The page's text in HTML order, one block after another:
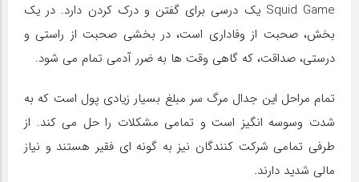
Squid Game یک درسی برای گفتن و درک کردن دارد. در یک
بخش، صحبت از وفاداری است، در بخشی صحبت از راستی و
درستی، صداقت، که گاهی وقت ها به ضرر آدمی تمام می شود.
تمام مراحل این جدال مرگ سر مبلغ بسیار زیادی پول است که به
شدت وسوسه انگیز است و تمامی مشکلات را حل می کند. از
طرفی تمامی شرکت کنندگان نیز به گونه ای فقیر هستند و نیاز
مالی شدید دارند.